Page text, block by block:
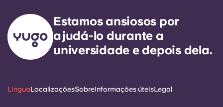
Estamos ansiosos por
ajudá-lo durante a
universidade e depois dela.
LínguaLocalizaçõesSobreInformações úteisLegal